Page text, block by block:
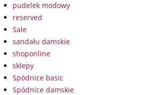
pudelek modowy
reserved
Sale
sandału damskie
shoponline
sklepy
Spódnice basic
Spódnice damskie